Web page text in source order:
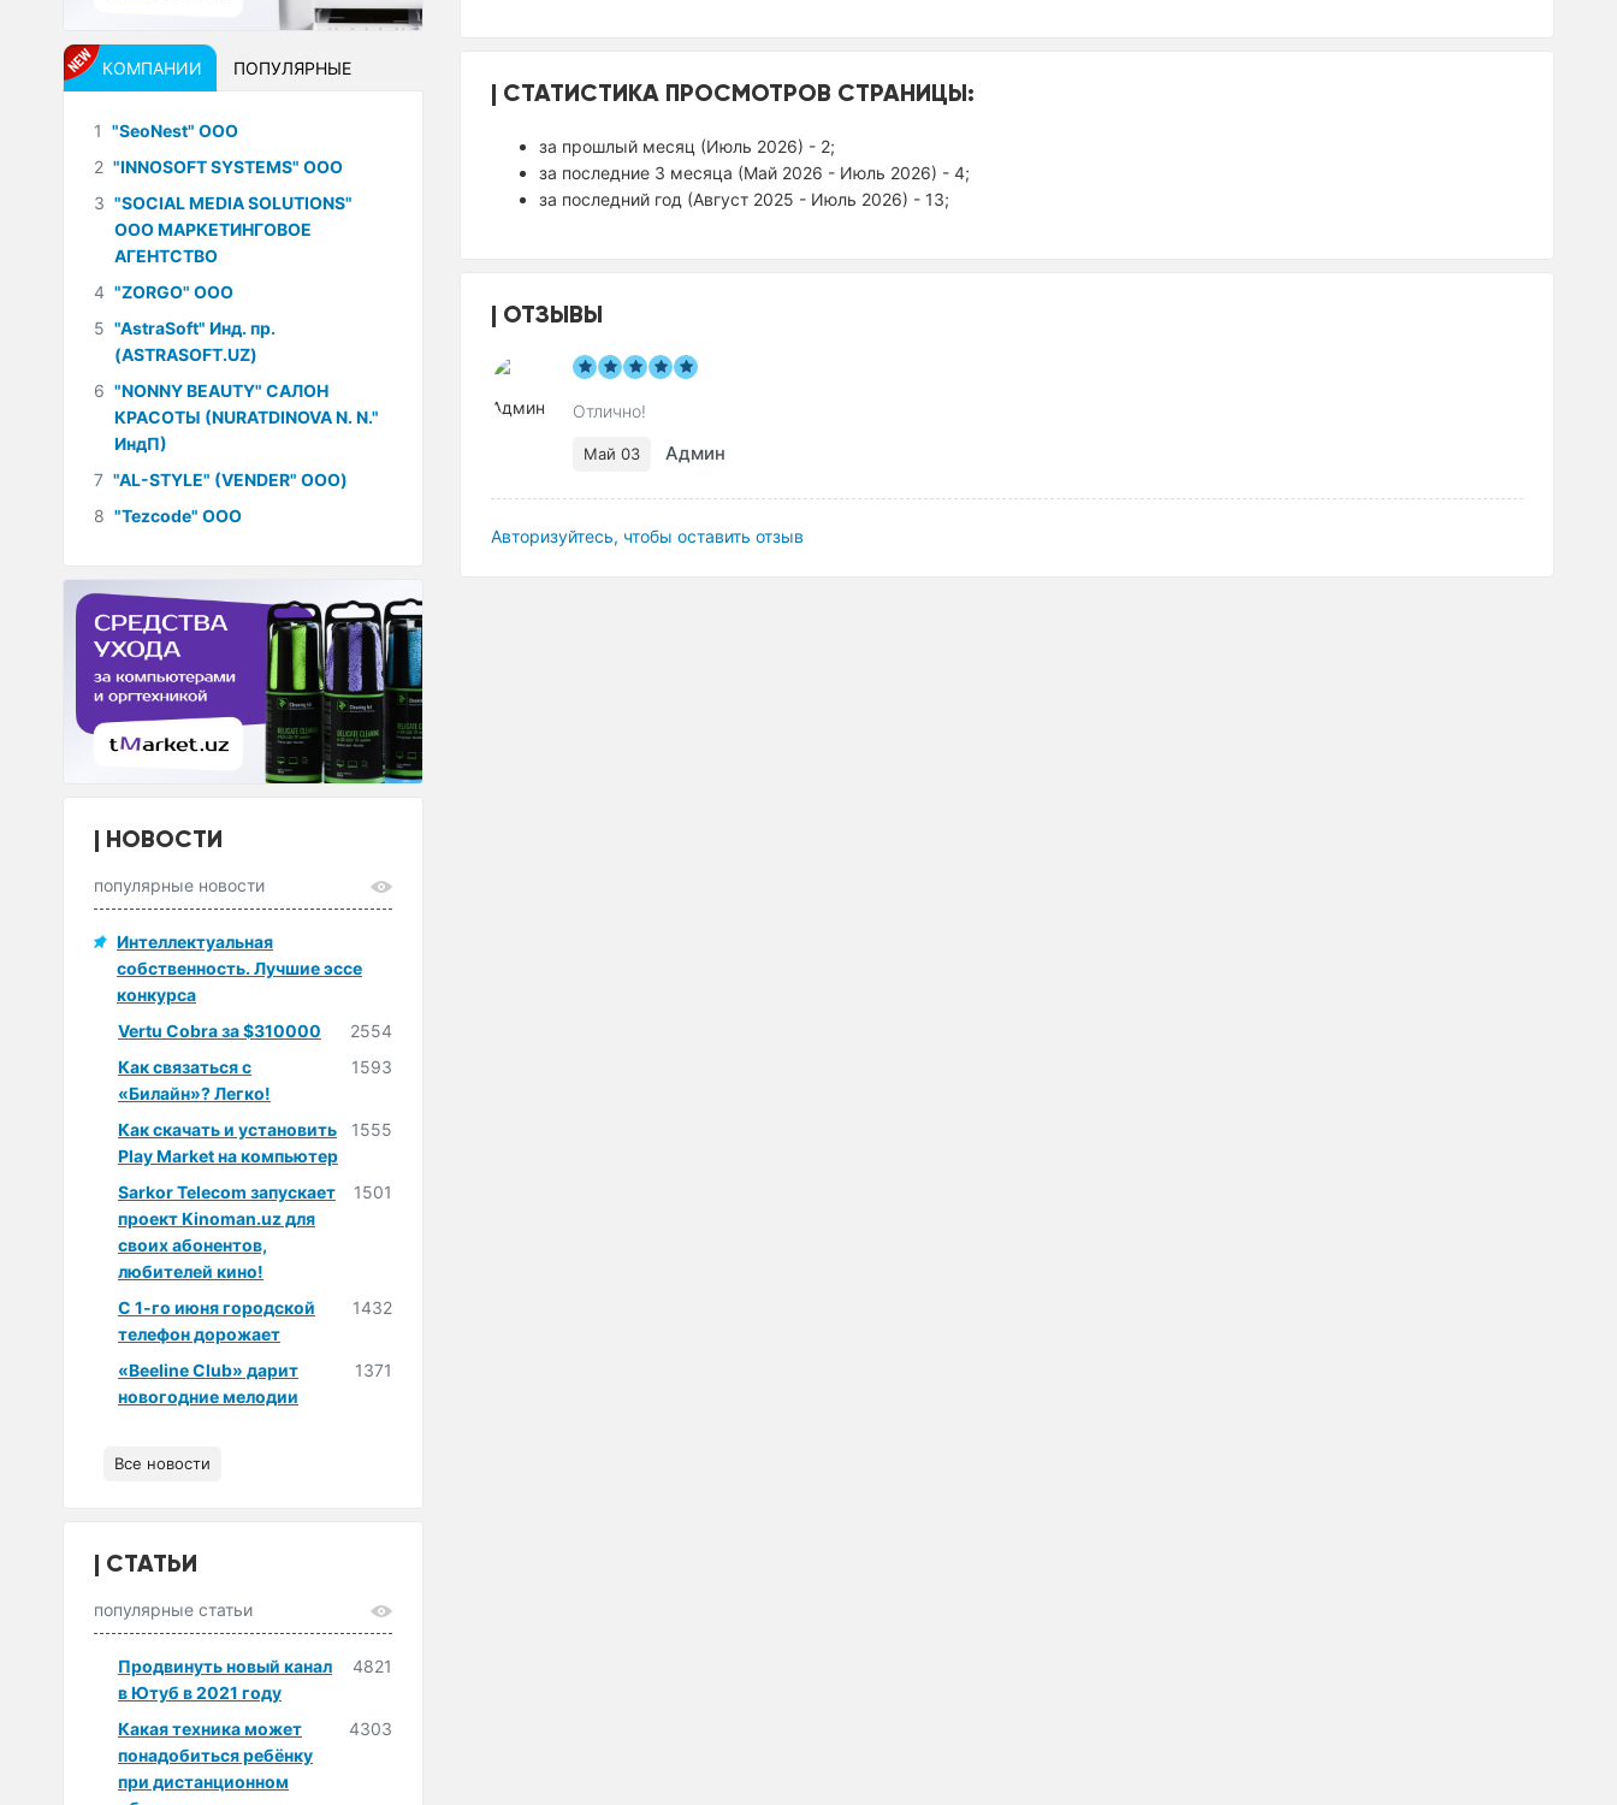
СТАТИСТИКА ПРОСМОТРОВ СТРАНИЦЫ:
за прошлый месяц (Июль 2026) - 2;
за последние 3 месяца (Май 2026 - Июль 2026) - 4;
за последний год (Август 2025 - Июль 2026) - 13;
ОТЗЫВЫ
Отлично!
Май 03 Админ
Авторизуйтесь, чтобы оставить отзыв
КОМПАНИИ ПОПУЛЯРНЫЕ
1 "SeoNest" ООО
2 "INNOSOFT SYSTEMS" ООО
3 "SOCIAL MEDIA SOLUTIONS"
ООО МАРКЕТИНГОВОЕ
АГЕНТСТВО
4 "ZORGO" ООО
5 "AstraSoft" Инд. пр.
(ASTRASOFT.UZ)
6 "NONNY BEAUTY" САЛОН
КРАСОТЫ (NURATDINOVA N. N."
ИндП)
7 "AL-STYLE" (VENDER" ООО)
8 "Tezcode" ООО
НОВОСТИ
популярные новости
Интеллектуальная
собственность. Лучшие эссе
конкурса
Vertu Cobra за $310000
2554
Как связаться с
«Билайн»? Легко!
1593
Как скачать и установить
Play Market на компьютер
1555
Sarkor Telecom запускает
проект Kinoman.uz для
своих абонентов,
любителей кино!
1501
С 1-го июня городской
телефон дорожает
1432
«Beeline Club» дарит
новогодние мелодии
1371
Все новости
СТАТЬИ
популярные статьи
Продвинуть новый канал
в Ютуб в 2021 году
4821
Какая техника может
понадобиться ребёнку
при дистанционном
4303